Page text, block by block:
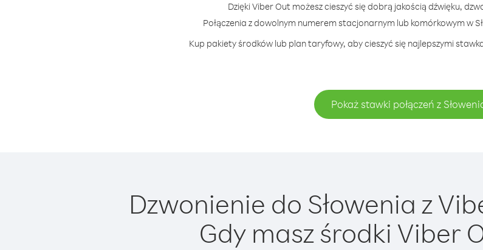
Dzięki Viber Out możesz cieszyć się dobrą jakością dźwięku,
Połączenia z dowolnym numerem stacjonarnym lub komórkowym w
Kup pakiety środków lub plan taryfowy, aby cieszyć się najlepszymi
Pokaż stawki połączeń z
Dzwonienie do Słowenia z
Gdy masz środki Viber